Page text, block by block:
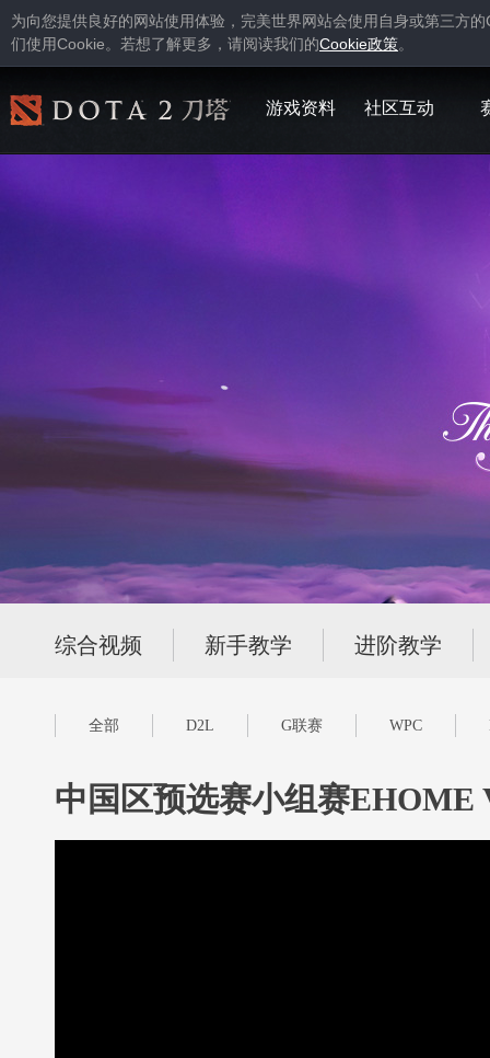
为向您提供良好的网站使用体验，完美世界网站会使用自身或第三方的
们使用Cookie。若想了解更多，请阅读我们的Cookie政策。
游戏资料 社区互动
综合视频 新手教学 进阶教学
全部 D2L G联赛 WPC
中国区预选赛小组赛EHOME